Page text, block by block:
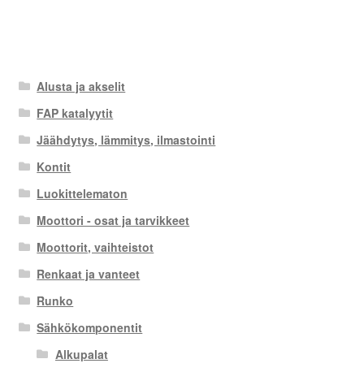
Alusta ja akselit
FAP katalyytit
Jäähdytys, lämmitys, ilmastointi
Kontit
Luokittelematon
Moottori - osat ja tarvikkeet
Moottorit, vaihteistot
Renkaat ja vanteet
Runko
Sähkökomponentit
Alkupalat